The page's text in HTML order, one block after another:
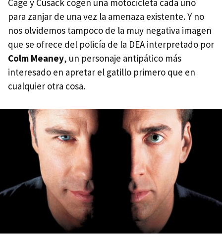
para zanjar de una vez la amenaza existente. Y no
nos olvidemos tampoco de la muy negativa imagen
que se ofrece del policía de la DEA interpretado por
Colm Meaney, un personaje antipático más
interesado en apretar el gatillo primero que en
cualquier otra cosa.